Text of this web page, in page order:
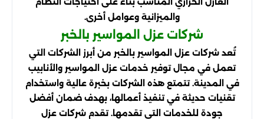
والميزانية وعوامل أخرى.
شركات عزل المواسير بالخبر
تُعد شركات عزل المواسير بالخبر من أبرز الشركات التي
تعمل في مجال توفير خدمات عزل المواسير والأنابيب
في المدينة. تتمتع هذه الشركات بخبرة عالية واستخدام
تقنيات حديثة في تنفيذ أعمالها، بهدف ضمان أفضل
جودة للخدمات التي تقدمها. تقدم شركات عزل